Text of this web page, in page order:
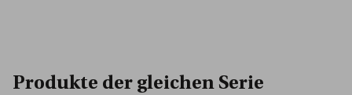
Produkte der gleichen Serie